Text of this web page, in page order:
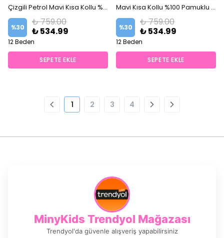
Çizgili Petrol Mavi Kısa Kollu %100 Pamuklu Erkek Çocuk Pijama Takım
%30
₺ 759.00
₺ 534.99
12 Beden
SEPETE EKLE
Mavi Kısa Kollu %100 Pamuklu Erkek Çocuk Pijama Takım
%30
₺ 759.00
₺ 534.99
12 Beden
SEPETE EKLE
1 2 3 4
MinyKids Trendyol Mağazası
Trendyol'da güvenle alışveriş yapabilirsiniz